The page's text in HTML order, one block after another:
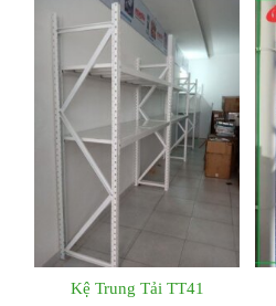
Kệ Trung Tải TT41